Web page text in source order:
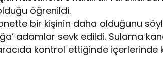
öğrenildi.
bir kişinin daha olduğunu
adamlar sevk edildi. Sulama
kontrol ettiğinde içerlerinde